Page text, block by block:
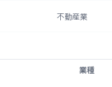
不動産業
業種